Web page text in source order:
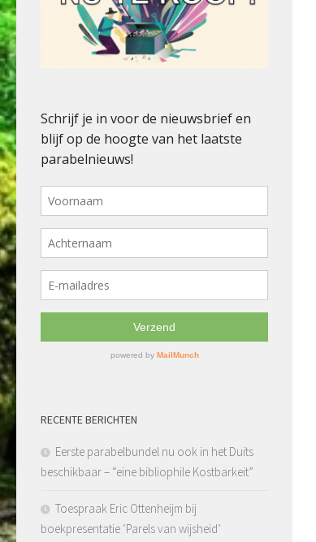
RECENTE BERICHTEN
Eerste parabelbundel nu ook in het Duits
beschikbaar – “eine bibliophile Kostbarkeit”
Toespraak Eric Ottenheijm bij
boekpresentatie ‘Parels van wijsheid’